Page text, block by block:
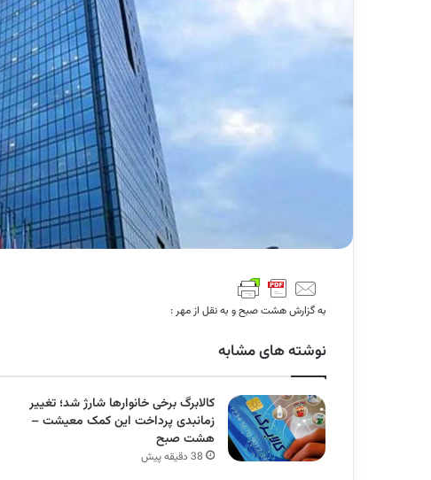
به گزارش هشت صبح و به نقل از مهر :
نوشته های مشابه
کالابرگ برخی خانوارها شارژ شد؛ تغییر
زمانبدی پرداخت این کمک معیشت –
هشت صبح
38 دقیقه پیش